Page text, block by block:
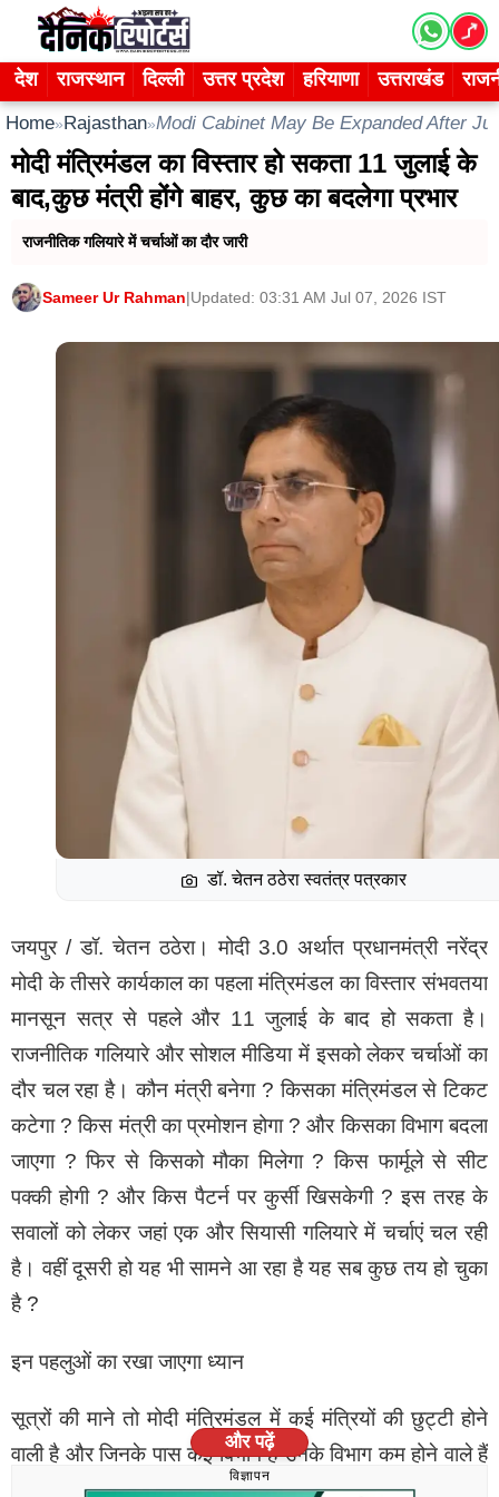
content
देश राजस्थान दिल्ली उत्तर प्रदेश हरियाणा उत्तराखंड
Home»Rajasthan»Modi Cabinet May Be Expanded After
मोदी मंत्रिमंडल का विस्तार हो सकता 11 जुलाई के
बाद,कुछ मंत्री होंगे बाहर, कुछ का बदलेगा प्रभार
राजनीतिक गलियारे में चर्चाओं का दौर जारी
Sameer Ur Rahman|Updated: 03:31 AM Jul 07, 2026 IST
डॉ. चेतन ठठेरा स्वतंत्र पत्रकार
जयपुर / डॉ. चेतन ठठेरा। मोदी 3.0 अर्थात प्रधानमंत्री नरेंद्र
मोदी के तीसरे कार्यकाल का पहला मंत्रिमंडल का विस्तार संभवतया
मानसून सत्र से पहले और 11 जुलाई के बाद हो सकता है।
राजनीतिक गलियारे और सोशल मीडिया में इसको लेकर चर्चाओं का
दौर चल रहा है। कौन मंत्री बनेगा ? किसका मंत्रिमंडल से टिकट
कटेगा ? किस मंत्री का प्रमोशन होगा ? और किसका विभाग बदला
जाएगा ? फिर से किसको मौका मिलेगा ?‌ किस फार्मूले से सीट
पक्की होगी ? और किस पैटर्न पर कुर्सी खिसकेगी ? इस तरह के
सवालों को लेकर जहां एक और सियासी गलियारे में चर्चाएं चल रही
है। वहीं दूसरी हो यह भी सामने आ रहा है यह सब कुछ तय हो चुका
है ?
इन पहलुओं का रखा जाएगा ध्यान
सूत्रों की माने तो मोदी मंत्रिमंडल में कई मंत्रियों की छुट्टी होने
वाली है और जिनके पास कई विभाग है उनके विभाग कम होने वाले हैं
तो महिलाओं को प्राथमिकता और पिछड़ों पर जोर रहने वाला है वहीं
और पढ़ें
विज्ञापन